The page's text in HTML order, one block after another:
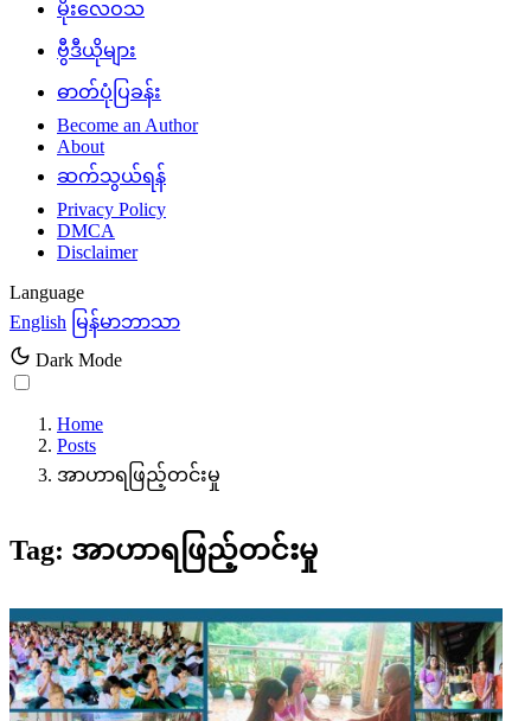
မိုးလေဝသ
ဗွီဒီယိုများ
ဓာတ်ပုံပြခန်း
Become an Author
About
ဆက်သွယ်ရန်
Privacy Policy
DMCA
Disclaimer
Language
English မြန်မာဘာသာ
Dark Mode
Home
Posts
အာဟာရဖြည့်တင်းမှု
Tag: အာဟာရဖြည့်တင်းမှု